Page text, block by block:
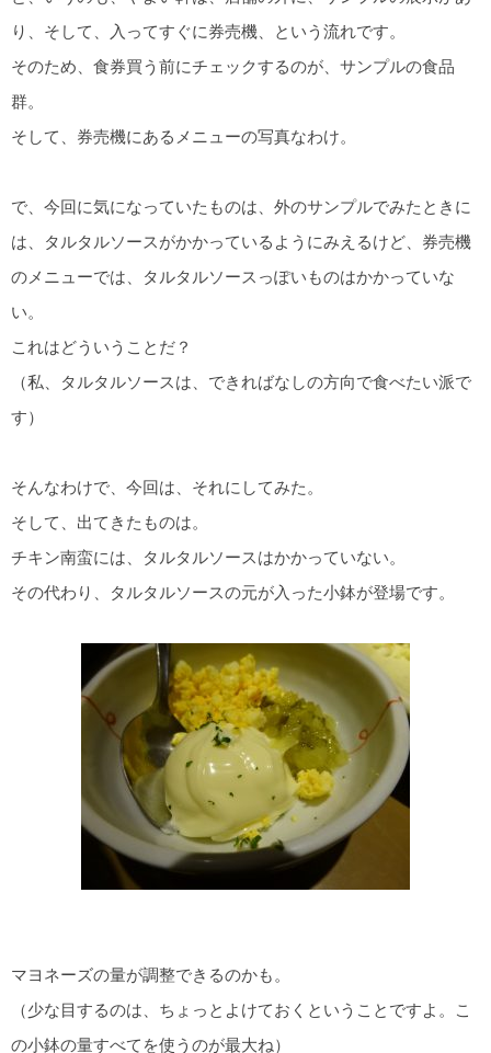
り、そして、入ってすぐに券売機、という流れです。
そのため、食券買う前にチェックするのが、サンプルの食品
群。
そして、券売機にあるメニューの写真なわけ。
で、今回に気になっていたものは、外のサンプルでみたときに
は、タルタルソースがかかっているようにみえるけど、券売機
のメニューでは、タルタルソースっぽいものはかかっていな
い。
これはどういうことだ？
（私、タルタルソースは、できればなしの方向で食べたい派で
す）
そんなわけで、今回は、それにしてみた。
そして、出てきたものは。
チキン南蛮には、タルタルソースはかかっていない。
その代わり、タルタルソースの元が入った小鉢が登場です。
マヨネーズの量が調整できるのかも。
（少な目するのは、ちょっとよけておくということですよ。こ
の小鉢の量すべてを使うのが最大ね）